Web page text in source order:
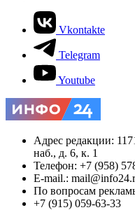
Vkontakte
Telegram
Youtube
Адрес редакции:
наб., д. 6, к. 1
Телефон: +7 (958)
E-mail.:
По вопросам
+7 (915) 059-63-33